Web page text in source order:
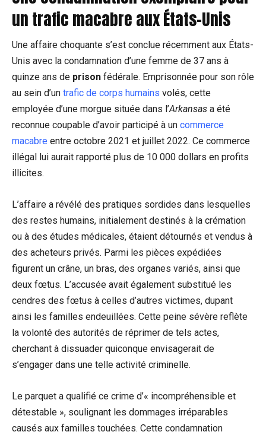
un trafic macabre aux États-Unis
Une affaire choquante s’est conclue récemment aux États-
Unis avec la condamnation d’une femme de 37 ans à
quinze ans de prison fédérale. Emprisonnée pour son rôle
au sein d’un trafic de corps humains volés, cette
employée d’une morgue située dans l’Arkansas a été
reconnue coupable d’avoir participé à un commerce
macabre entre octobre 2021 et juillet 2022. Ce commerce
illégal lui aurait rapporté plus de 10 000 dollars en profits
illicites.
L’affaire a révélé des pratiques sordides dans lesquelles
des restes humains, initialement destinés à la crémation
ou à des études médicales, étaient détournés et vendus à
des acheteurs privés. Parmi les pièces expédiées
figurent un crâne, un bras, des organes variés, ainsi que
deux fœtus. L’accusée avait également substitué les
cendres des fœtus à celles d’autres victimes, dupant
ainsi les familles endeuillées. Cette peine sévère reflète
la volonté des autorités de réprimer de tels actes,
cherchant à dissuader quiconque envisagerait de
s’engager dans une telle activité criminelle.
Le parquet a qualifié ce crime d’« incompréhensible et
détestable », soulignant les dommages irréparables
causés aux familles touchées. Cette condamnation